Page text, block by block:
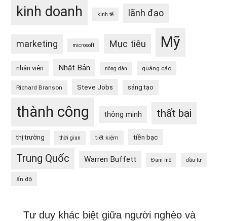
kinh doanh kinh tế lãnh đạo
marketing microsoft Mục tiêu Mỹ
nhân viên Nhật Bản nông dân quảng cáo
Richard Branson Steve Jobs sáng tạo
thành công thông minh thất bại
thị trường thời gian tiết kiệm tiền bạc
Trung Quốc Warren Buffett Đam mê đầu tư
ấn độ
Tư duy khác biệt giữa người nghèo và